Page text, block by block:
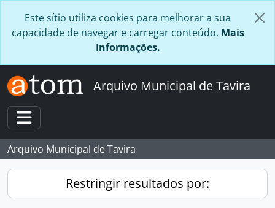
Este sítio utiliza cookies para melhorar a sua
capacidade de navegar e carregar conteúdo. Mais
Informações.
Arquivo Municipal de Tavira
Toggle navigation
Arquivo Municipal de Tavira
Restringir resultados por: